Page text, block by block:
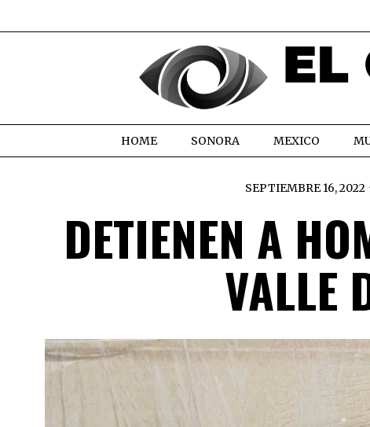
HOME SONORA MEXICO
SEPTIEMBRE 16, 2022
DETIENEN A
VALLE